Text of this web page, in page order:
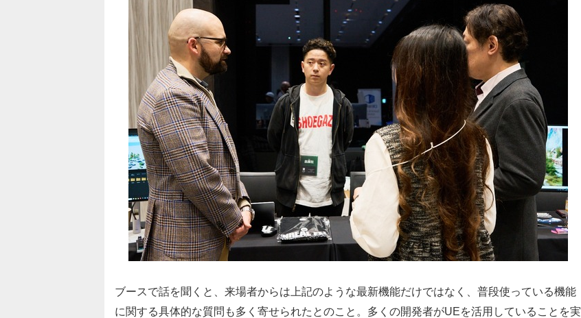
ブースで話を聞くと、来場者からは上記のような最新機能だけではなく、普段使っている機能
に関する具体的な質問も多く寄せられたとのこと。多くの開発者がUEを活用していることを実